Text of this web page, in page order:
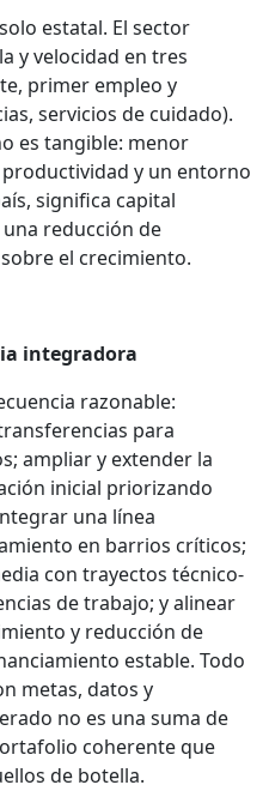
estatal. El sector
y velocidad en tres
primer empleo y
servicios de cuidado).
es tangible: menor
y un entorno
significa capital
reducción de
el crecimiento.
integradora
razonable:
para
ampliar y extender la
inicial priorizando
una línea
en barrios críticos;
con trayectos técnico-
de trabajo; y alinear
y reducción de
estable. Todo
metas, datos y
no es una suma de
coherente que
de botella.